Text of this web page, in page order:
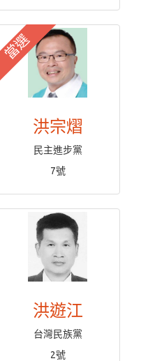
當選
洪宗熠
民主進步黨
7號
洪遊江
台灣民族黨
2號